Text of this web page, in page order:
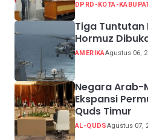
DPRD-KOTA-
Tiga Tuntutan
Hormuz
AMERIKAAgustus 06,
Negara Arab-
Ekspansi
Quds Timur
AL-QUDSAgustus 07,